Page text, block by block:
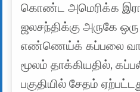
கொண்ட அமெரிக்க
ஜலசந்திக்கு அருகே
எண்ணெய்க் கப்பலை
மூலம் தாக்கியதில்,
பகுதியில் சேதம்